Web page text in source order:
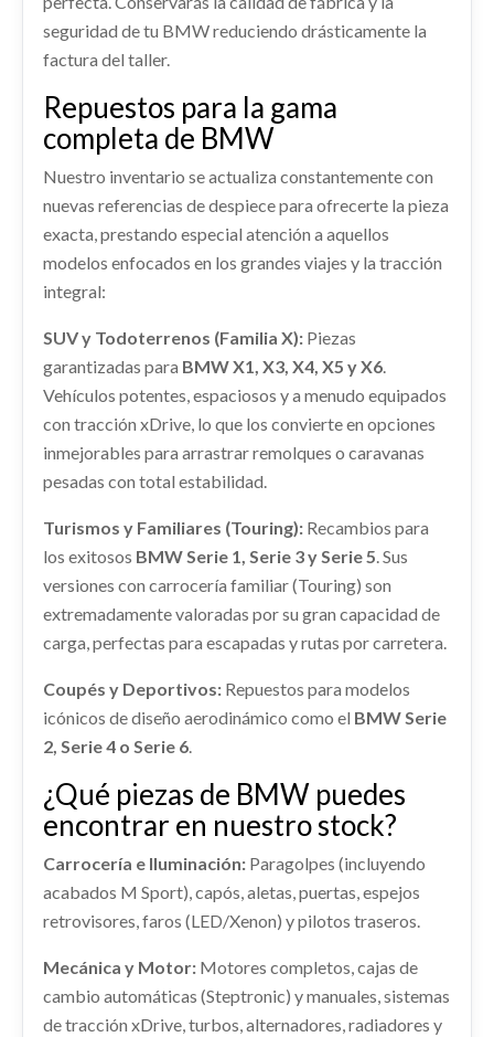
seguridad de tu BMW reduciendo drásticamente la
factura del taller.
Repuestos para la gama
completa de BMW
Nuestro inventario se actualiza constantemente con
nuevas referencias de despiece para ofrecerte la pieza
exacta, prestando especial atención a aquellos
modelos enfocados en los grandes viajes y la tracción
integral:
SUV y Todoterrenos (Familia X): Piezas
garantizadas para BMW X1, X3, X4, X5 y X6.
Vehículos potentes, espaciosos y a menudo equipados
con tracción xDrive, lo que los convierte en opciones
inmejorables para arrastrar remolques o caravanas
pesadas con total estabilidad.
Turismos y Familiares (Touring): Recambios para
los exitosos BMW Serie 1, Serie 3 y Serie 5. Sus
versiones con carrocería familiar (Touring) son
extremadamente valoradas por su gran capacidad de
carga, perfectas para escapadas y rutas por carretera.
Coupés y Deportivos: Repuestos para modelos
icónicos de diseño aerodinámico como el BMW Serie
2, Serie 4 o Serie 6.
¿Qué piezas de BMW puedes
encontrar en nuestro stock?
Carrocería e Iluminación: Paragolpes (incluyendo
acabados M Sport), capós, aletas, puertas, espejos
retrovisores, faros (LED/Xenon) y pilotos traseros.
Mecánica y Motor: Motores completos, cajas de
cambio automáticas (Steptronic) y manuales, sistemas
de tracción xDrive, turbos, alternadores, radiadores y